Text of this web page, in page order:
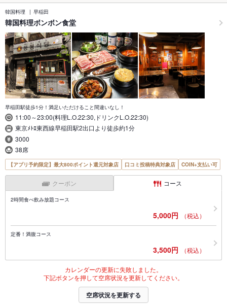
韓国料理 早稲田
韓国料理ボンボン食堂
早稲田駅徒歩1分！満足いただけること間違いなし！
11:00～23:00(料理L.O.22:30,ドリンクL.O.22:30)
東京ﾒﾄﾛ東西線早稲田駅2出口より徒歩約1分
3000
38席
【アプリ予約限定】最大800ポイント還元対象店 口コミ投稿特典対象店 COIN+支払い可
クーポン コース
2時間食べ飲み放題コース
5,000円 （税込）
定番！満腹コース
3,500円 （税込）
カレンダーの更新に失敗しました。
下記ボタンを押して空席状況を更新してください。
空席状況を更新する